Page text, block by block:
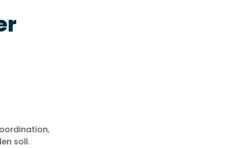
soll.